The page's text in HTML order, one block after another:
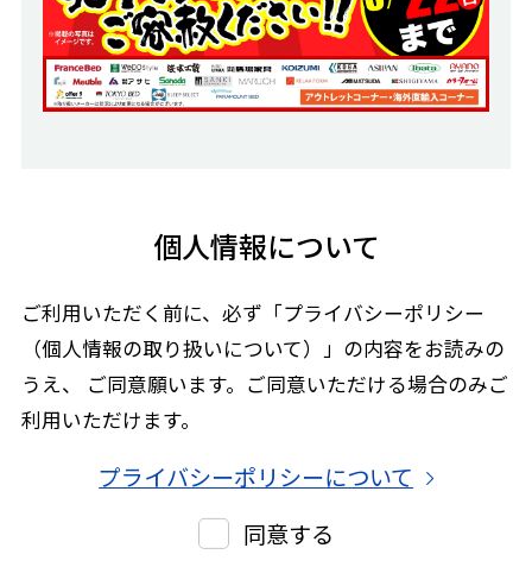
個人情報について
ご利用いただく前に、必ず「プライバシーポリシー
（個人情報の取り扱いについて）」の内容をお読みの
うえ、
ご同意願います。ご同意いただける場合のみご
利用いただけます。
プライバシーポリシーについて
同意する